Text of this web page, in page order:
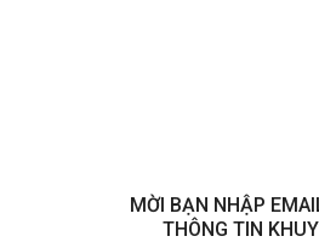
MỜI BẠN NHẬP
THÔNG TIN